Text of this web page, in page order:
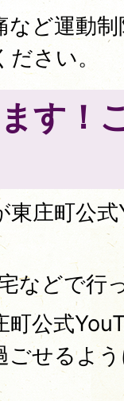
など運動
さい。
す！
東庄町公
などで行
公式
ごせるよ